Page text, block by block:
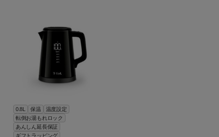
0.8L 保温
温度設定
転倒お湯もれロック
あんしん延長保証
ギフトラッピング